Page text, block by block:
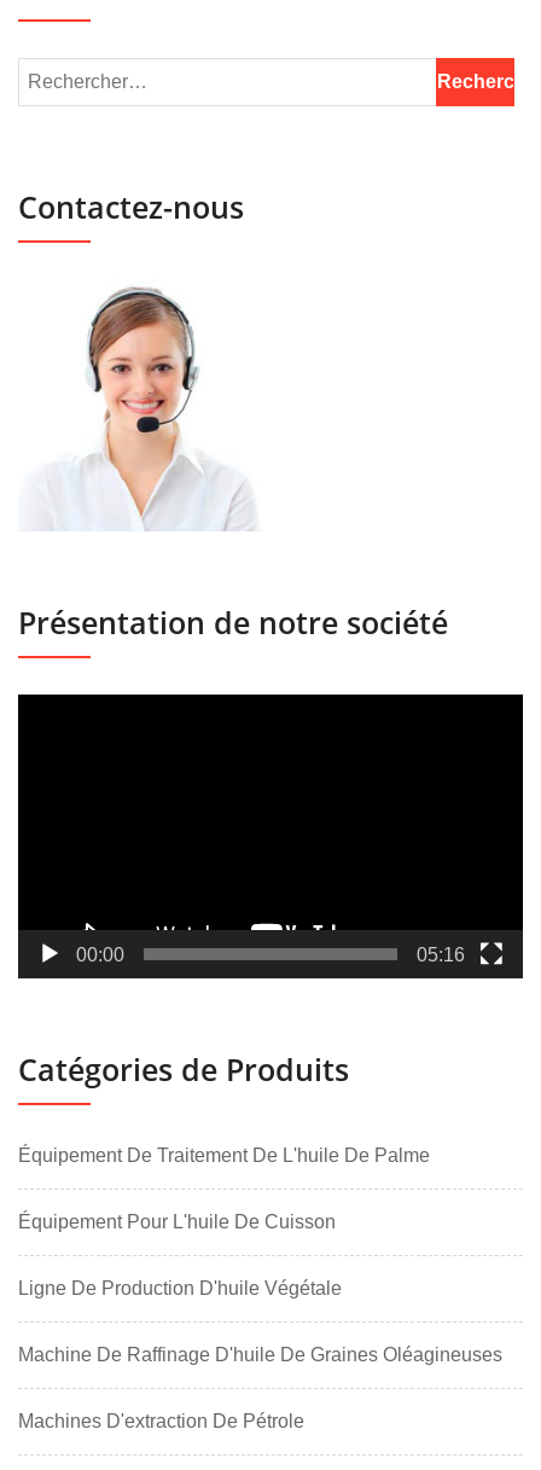
Contactez-nous
Présentation de notre société
00:00 05:16
Catégories de Produits
Équipement De Traitement De L'huile De Palme
Équipement Pour L'huile De Cuisson
Ligne De Production D'huile Végétale
Machine De Raffinage D'huile De Graines Oléagineuses
Machines D'extraction De Pétrole